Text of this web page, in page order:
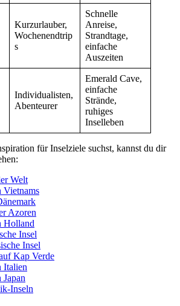
Kurzurlauber,
Wochenendtrip
s
Schnelle
Anreise,
Strandtage,
einfache
Auszeiten
Individualisten,
Abenteurer
Emerald Cave,
einfache
Strände,
ruhiges
Inselleben
für Inselziele suchst, kannst du dir
Welt
Vietnams
Azoren
Holland
Insel
Insel
Kap Verde
Italien
Japan
Inseln